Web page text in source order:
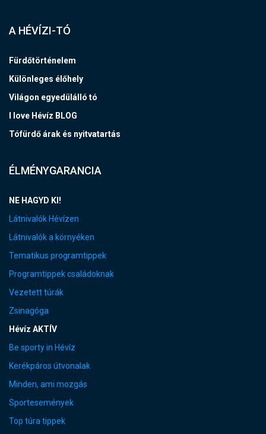
A HÉVÍZI-TÓ
Fürdőtörténelem
Különleges élőhely
Világon egyedülálló tó
I love Hévíz BLOG
Tófürdő árak és nyitvatartás
ÉLMÉNYGARANCIA
NE HAGYD KI!
Látnivalók Hévízen
Látnivalók a környéken
Tematikus programtippek
Programtippek családoknak
Vezetett túrák
Zsinagóga
Hévíz AKTÍV
Be sporty in Hévíz
Kerékpáros útvonalak
Minden, ami mozgás
Sportesemények
Top túra tippek